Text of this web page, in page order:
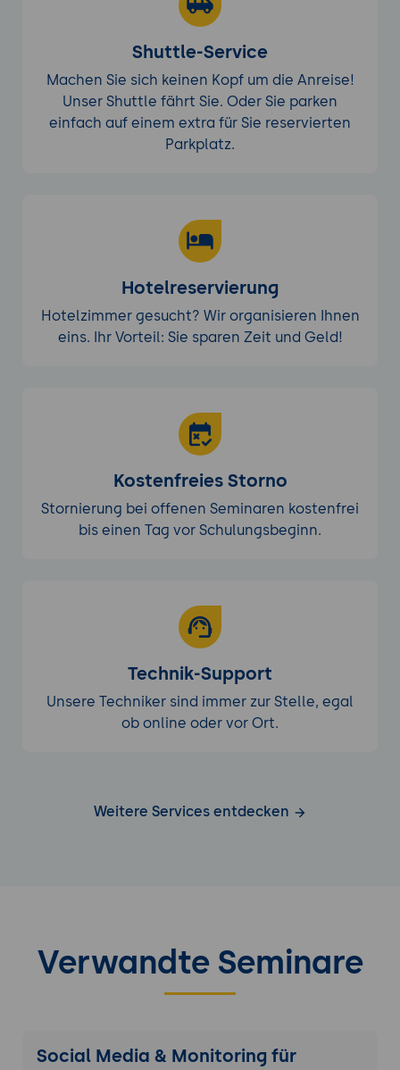
Shuttle-Service
Machen Sie sich keinen Kopf um die Anreise!
Unser Shuttle fährt Sie. Oder Sie parken
einfach auf einem extra für Sie reservierten
Parkplatz.
Hotelreservierung
Hotelzimmer gesucht? Wir organisieren Ihnen
eins. Ihr Vorteil: Sie sparen Zeit und Geld!
Kostenfreies Storno
Stornierung bei offenen Seminaren kostenfrei
bis einen Tag vor Schulungsbeginn.
Technik-Support
Unsere Techniker sind immer zur Stelle, egal
ob online oder vor Ort.
Weitere Services entdecken
Verwandte Seminare
Social Media & Monitoring für